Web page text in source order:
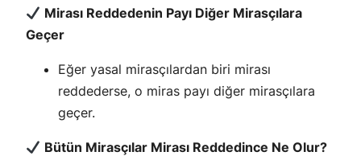
Mirası Reddedenin Payı Diğer Mirasçılara
Geçer
Eğer yasal mirasçılardan biri mirası
reddederse, o miras payı diğer mirasçılara
geçer.
Bütün Mirasçılar Mirası Reddedince Ne Olur?